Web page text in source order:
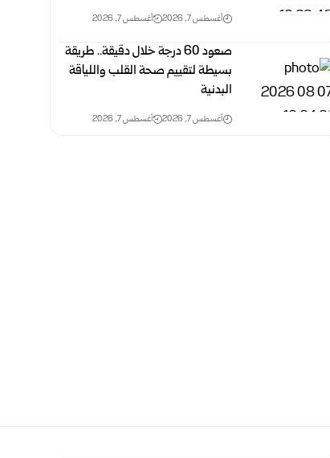
أغسطس 7, 2026 أغسطس 7, 2026
صعود 60 درجة خلال دقيقة.. طريقة
بسيطة لتقييم صحة القلب واللياقة
البدنية
أغسطس 7, 2026 أغسطس 7, 2026